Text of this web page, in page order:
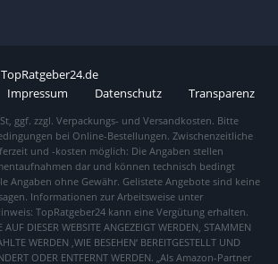
TopRatgeber24.de
Impressum
Datenschutz Transparenz